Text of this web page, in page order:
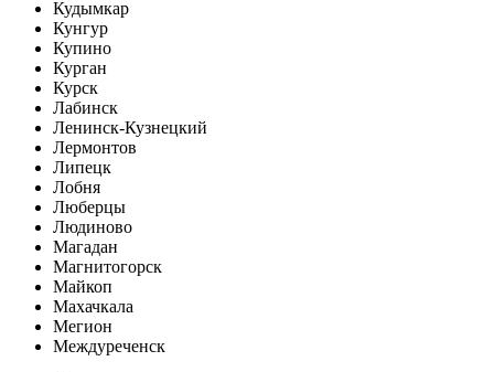
Кудымкар
Кунгур
Купино
Курган
Курск
Лабинск
Ленинск-Кузнецкий
Лермонтов
Липецк
Лобня
Люберцы
Людиново
Магадан
Магнитогорск
Майкоп
Махачкала
Мегион
Междуреченск